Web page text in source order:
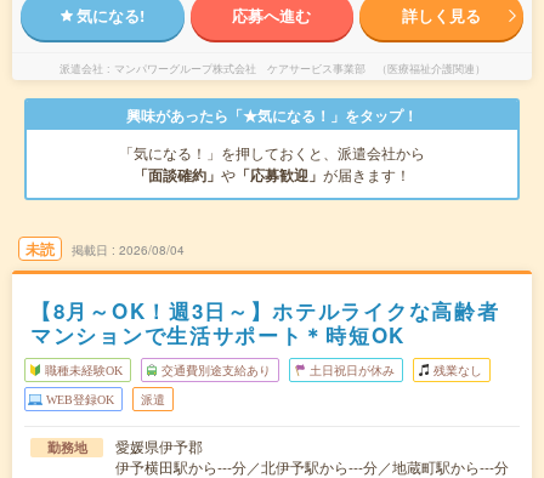
気になる! 応募へ進む 詳しく見る
派遣会社 マンパワーグループ株式会社 ケアサービス事業部 （医療福祉介護関連）
興味があったら「★気になる！」をタップ！
「気になる！」を押しておくと、派遣会社から
「面談確約」 や 「応募歓迎」 が届きます！
未読 掲載日 2026/08/04
【8月～OK！週3日～】ホテルライクな高齢者
マンションで生活サポート＊時短OK
職種未経験OK 交通費別途支給あり 土日祝日が休み 残業なし
WEB登録OK 派遣
勤務地
愛媛県伊予郡
伊予横田駅から---分／北伊予駅から---分／地蔵町駅から---分